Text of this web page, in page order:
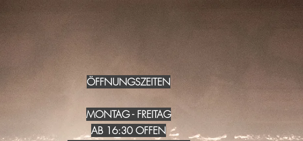
ÖFFNUNGSZEITEN
MONTAG - FREITAG
AB 16:30 OFFEN